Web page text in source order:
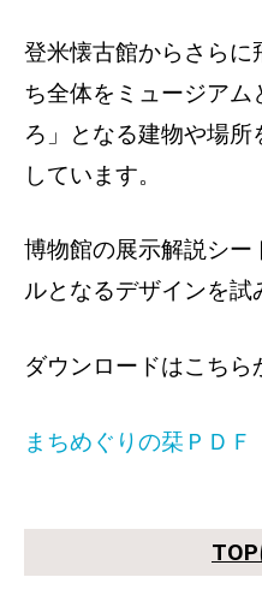
登米懐古館からさらに
ち全体をミュージアム
ろ」となる建物や場
しています。
博物館の展示解説シー
ルとなるデザインを試
ダウンロードはこちら
まちめぐりの栞ＰＤＦ